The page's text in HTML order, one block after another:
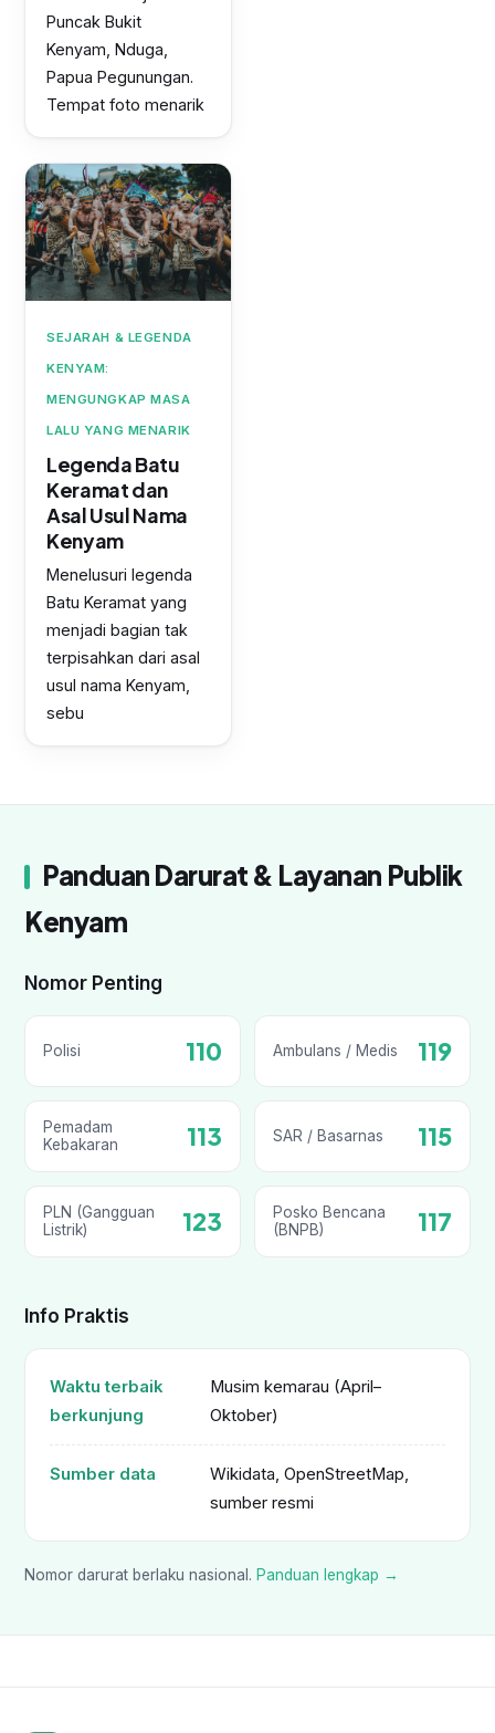
Puncak Bukit
Kenyam, Nduga,
Papua Pegunungan.
Tempat foto menarik
SEJARAH & LEGENDA
KENYAM:
MENGUNGKAP MASA
LALU YANG MENARIK
Legenda Batu
Keramat dan
Asal Usul Nama
Kenyam
Menelusuri legenda
Batu Keramat yang
menjadi bagian tak
terpisahkan dari asal
usul nama Kenyam,
sebu
Panduan Darurat & Layanan Publik
Kenyam
Nomor Penting
Polisi 110 Ambulans / Medis 119
Pemadam
Kebakaran
113 SAR / Basarnas 115
PLN (Gangguan
Listrik)
123
Posko Bencana
(BNPB)
117
Info Praktis
Waktu terbaik
berkunjung
Musim kemarau (April–
Oktober)
Sumber data
Wikidata, OpenStreetMap,
sumber resmi
Nomor darurat berlaku nasional. Panduan lengkap →